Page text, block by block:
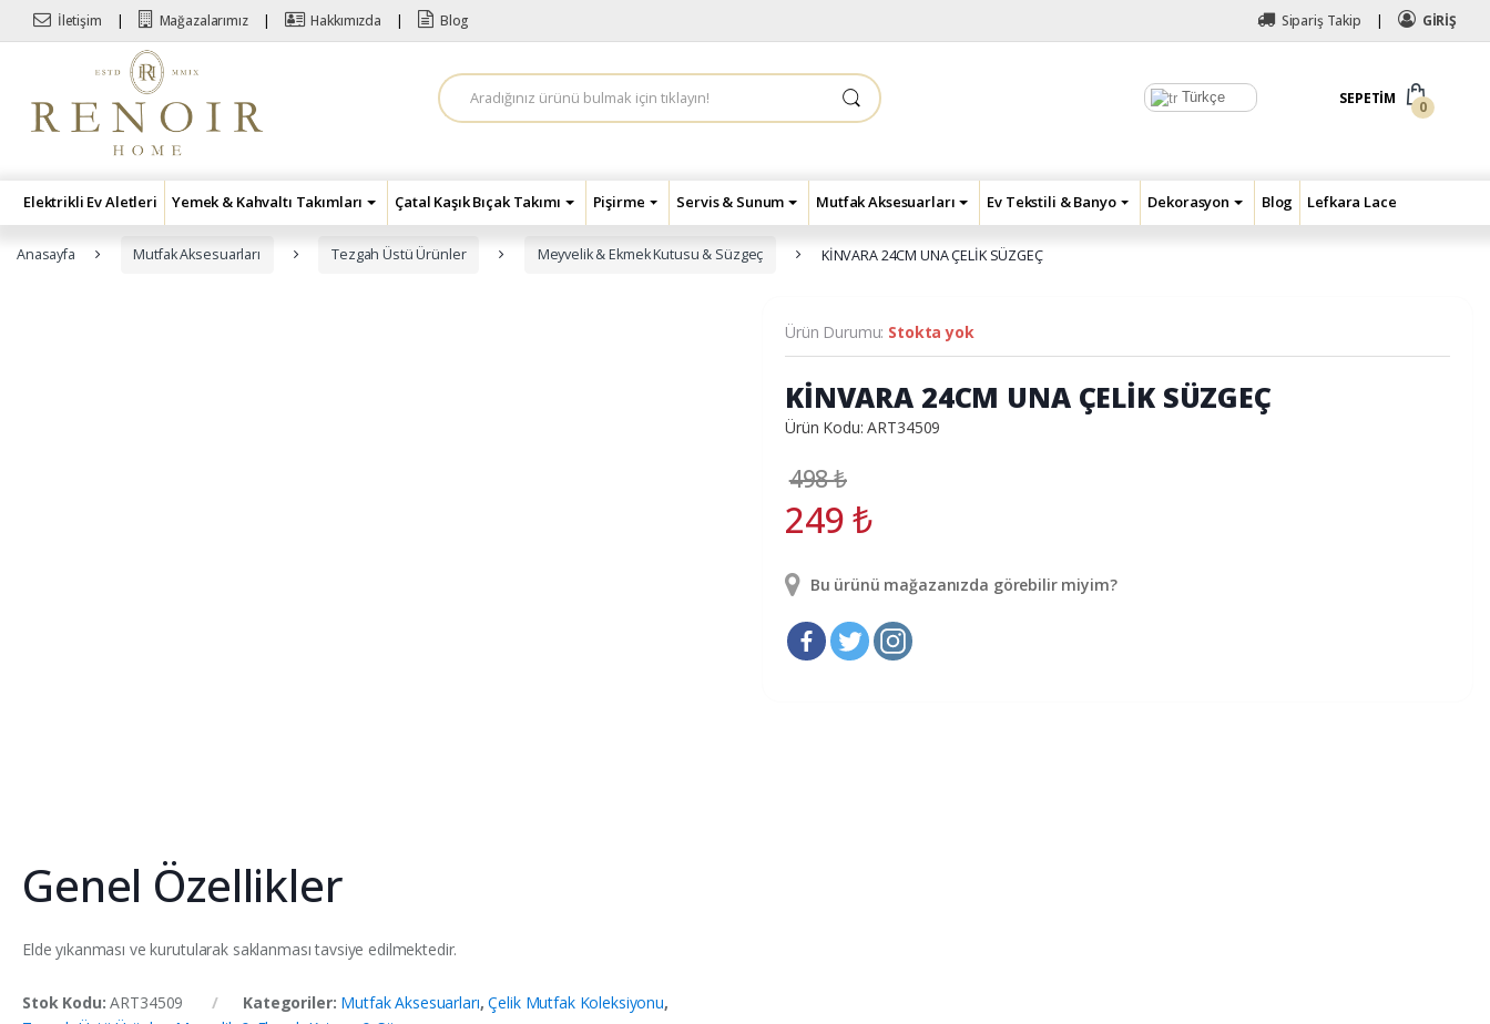
Skip to navigation
Skip to content
İletişim Mağazalarımız Hakkımızda Blog Sipariş Takip GİRİŞ
Türkçe
A
r
a
SEPETIM
0
Elektrikli Ev Aletleri Yemek & Kahvaltı Takımları Çatal Kaşık Bıçak Takımı Pişirme Servis & Sunum Mutfak Aksesuarları Ev Tekstili & Banyo Dekorasyon Blog Lefkara Lace
Anasayfa Mutfak Aksesuarları Tezgah Üstü Ürünler Meyvelik & Ekmek Kutusu & Süzgeç KİNVARA 24CM UNA ÇELİK SÜZGEÇ
Genel Özellikler
Elde yıkanması ve kurutularak saklanması tavsiye edilmektedir.
Stok Kodu:ART34509 Kategoriler: Mutfak Aksesuarları,Çelik Mutfak Koleksiyonu,
Ürün Durumu: Stokta yok
KİNVARA 24CM UNA ÇELİK SÜZGEÇ
Ürün Kodu: ART34509
498₺
249₺
Bu ürünü mağazanızda görebilir miyim?